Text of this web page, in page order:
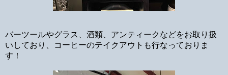
バーツールやグラス、酒類、アンティークなどをお取り扱
いしており、コーヒーのテイクアウトも行なっておりま
す！